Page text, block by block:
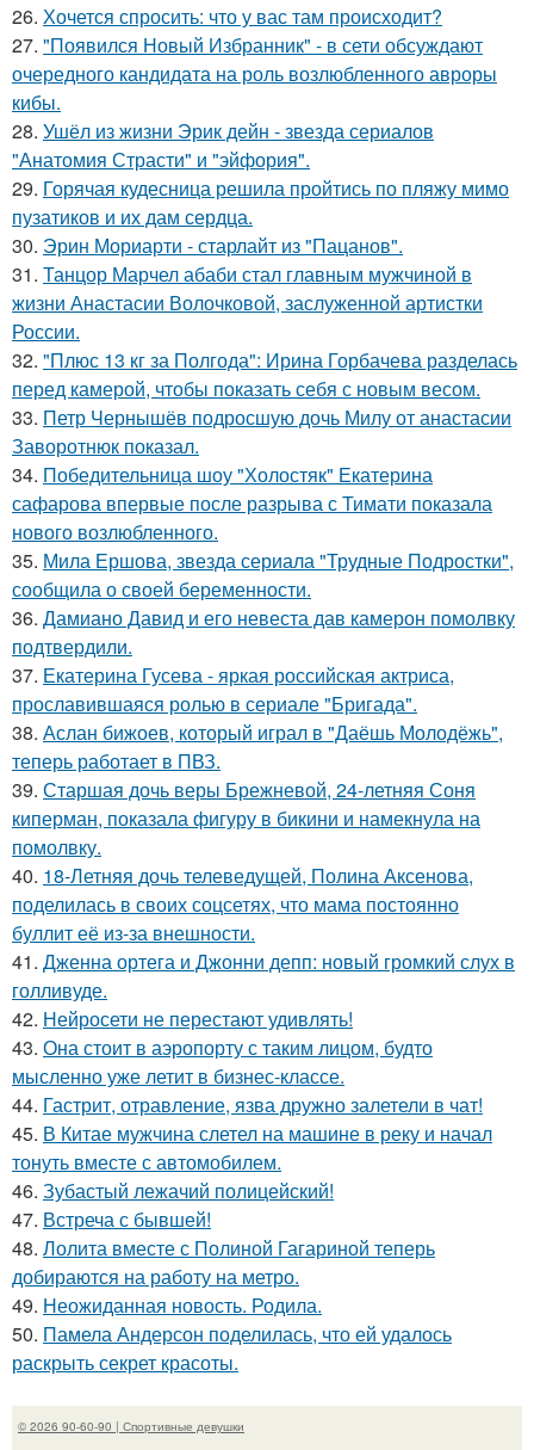
26. Хочется спросить: что у вас там происходит?
27. "Появился Новый Избранник" - в сети обсуждают
очередного кандидата на роль возлюбленного авроры
кибы.
28. Ушёл из жизни Эрик дейн - звезда сериалов
"Анатомия Страсти" и "эйфория".
29. Горячая кудесница решила пройтись по пляжу мимо
пузатиков и их дам сердца.
30. Эрин Мориарти - старлайт из "Пацанов".
31. Танцор Марчел абаби стал главным мужчиной в
жизни Анастасии Волочковой, заслуженной артистки
России.
32. "Плюс 13 кг за Полгода": Ирина Горбачева разделась
перед камерой, чтобы показать себя с новым весом.
33. Петр Чернышёв подросшую дочь Милу от анастасии
Заворотнюк показал.
34. Победительница шоу "Холостяк" Екатерина
сафарова впервые после разрыва с Тимати показала
нового возлюбленного.
35. Мила Ершова, звезда сериала "Трудные Подростки",
сообщила о своей беременности.
36. Дамиано Давид и его невеста дав камерон помолвку
подтвердили.
37. Екатерина Гусева - яркая российская актриса,
прославившаяся ролью в сериале "Бригада".
38. Аслан бижоев, который играл в "Даёшь Молодёжь",
теперь работает в ПВЗ.
39. Старшая дочь веры Брежневой, 24-летняя Соня
киперман, показала фигуру в бикини и намекнула на
помолвку.
40. 18-Летняя дочь телеведущей, Полина Аксенова,
поделилась в своих соцсетях, что мама постоянно
буллит её из-за внешности.
41. Дженна ортега и Джонни депп: новый громкий слух в
голливуде.
42. Нейросети не перестают удивлять!
43. Она стоит в аэропорту с таким лицом, будто
мысленно уже летит в бизнес-классе.
44. Гастрит, отравление, язва дружно залетели в чат!
45. В Китае мужчина слетел на машине в реку и начал
тонуть вместе с автомобилем.
46. Зубастый лежачий полицейский!
47. Встреча с бывшей!
48. Лолита вместе с Полиной Гагариной теперь
добираются на работу на метро.
49. Неожиданная новость. Родила.
50. Памела Андерсон поделилась, что ей удалось
раскрыть секрет красоты.
© 2026 90-60-90 | Спортивные девушки